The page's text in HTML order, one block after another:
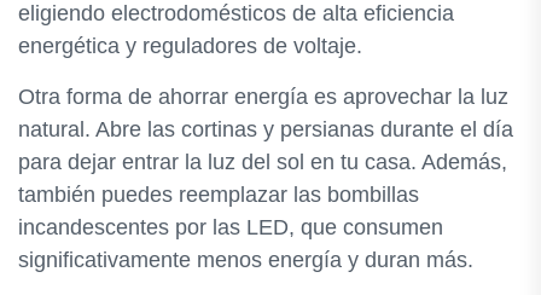
eligiendo electrodomésticos de alta eficiencia
energética y reguladores de voltaje.
Otra forma de ahorrar energía es aprovechar la luz
natural. Abre las cortinas y persianas durante el día
para dejar entrar la luz del sol en tu casa. Además,
también puedes reemplazar las bombillas
incandescentes por las LED, que consumen
significativamente menos energía y duran más.